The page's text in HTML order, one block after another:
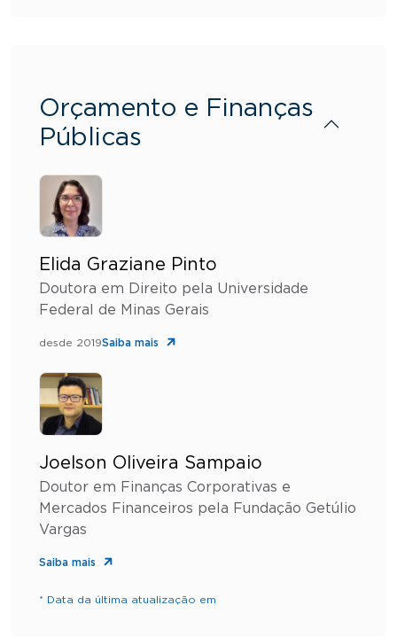
Orçamento e Finanças
Públicas
Elida Graziane Pinto
Doutora em Direito pela Universidade
Federal de Minas Gerais
desde 2019Saiba mais
Joelson Oliveira Sampaio
Doutor em Finanças Corporativas e
Mercados Financeiros pela Fundação Getúlio
Vargas
Saiba mais
* Data da última atualização em